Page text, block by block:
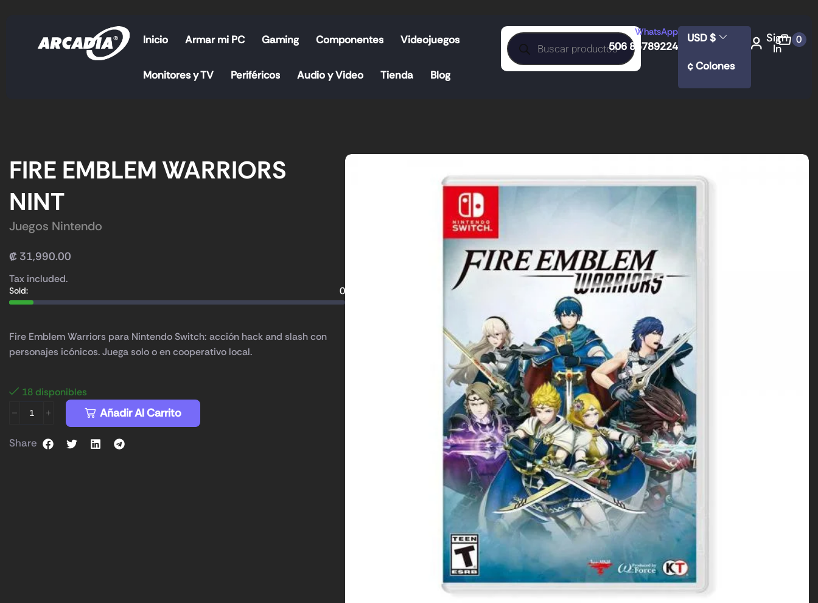
Inicio Armar mi PC Gaming Componentes Videojuegos
Monitores y TV Periféricos Audio y Video Tienda Blog
WhatsApp
506 85789224
USD $
¢ Colones
Sign
In
0
FIRE EMBLEM WARRIORS
NINT
Juegos Nintendo
₡ 31,990.00
Tax included.
Sold: 0
Fire Emblem Warriors para Nintendo Switch: acción hack and slash con
personajes icónicos. Juega solo o en cooperativo local.
18 disponibles
Añadir Al Carrito
Share